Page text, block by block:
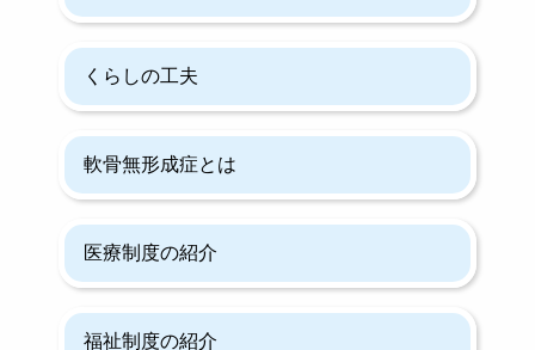
くらしの工夫
軟骨無形成症とは
医療制度の紹介
福祉制度の紹介